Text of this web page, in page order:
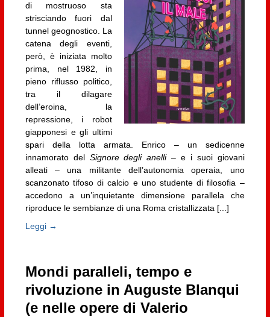
di mostruoso sta
strisciando fuori dal
tunnel geognostico. La
catena degli eventi,
però, è iniziata molto
prima, nel 1982, in
pieno riflusso politico,
tra il dilagare
dell’eroina, la
repressione, i robot
giapponesi e gli ultimi
spari della lotta armata. Enrico – un sedicenne
innamorato del Signore degli anelli– e i suoi giovani
alleati – una militante dell’autonomia operaia, uno
scanzonato tifoso di calcio e uno studente di filosofia –
accedono a un’inquietante dimensione parallela che
riproduce le sembianze di una Roma cristallizzata [...]
Leggi →
Mondi paralleli, tempo e
rivoluzione in Auguste Blanqui
(e nelle opere di Valerio